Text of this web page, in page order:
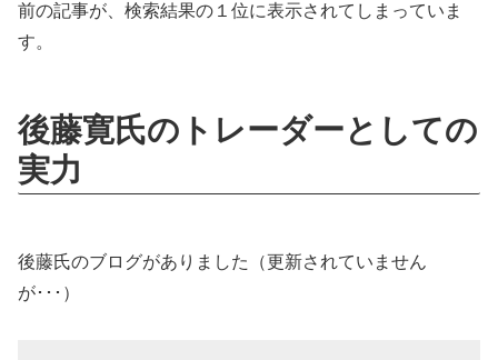
前の記事が、検索結果の１位に表示されてしまっていま
す。
後藤寛氏のトレーダーとしての
実力
後藤氏のブログがありました（更新されていません
が･･･）